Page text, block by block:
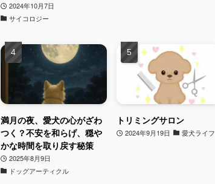
2024年10月7日
サイコロジー
満月の夜、愛犬の心がざわ
つく？不安を和らげ、穏や
かな時間を取り戻す秘策
2025年8月9日
ドッグアーティクル
トリミングサロン
2024年9月19日 愛犬ライフ